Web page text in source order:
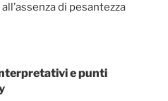
di pesantezza
e punti